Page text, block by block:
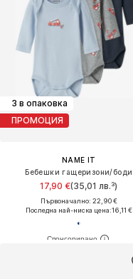
3 в опаковка
ПРОМОЦИЯ
NAME IT
Бебешки гащеризони/боди
17,90 €(35,01 лв.³)
Първоначално: 22,90 €
Последна най-ниска цена:16,11 €